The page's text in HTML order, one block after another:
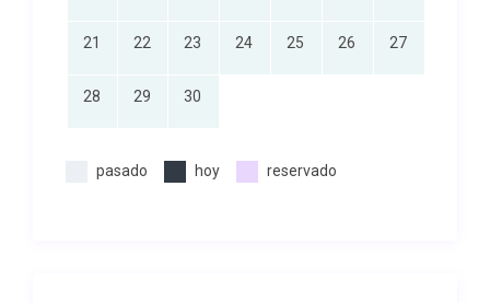
21 22 23 24 25 26 27
28 29 30
pasado hoy reservado